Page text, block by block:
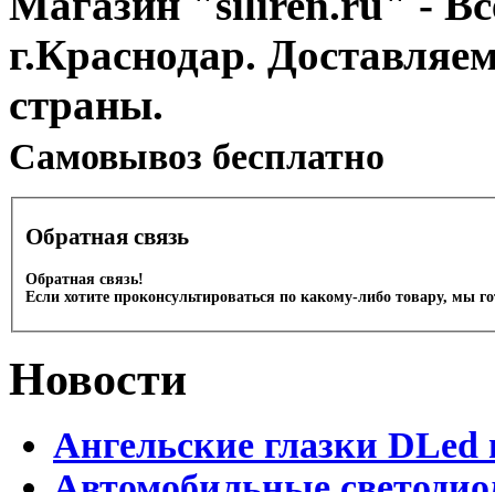
г.Краснодар.
страны.
Cамовывоз бесплатно
Обратная связь
Обратная связь!
Если хотите проконсультироваться по какому-либо товару, мы
Новости
Ангельские глазки DLed